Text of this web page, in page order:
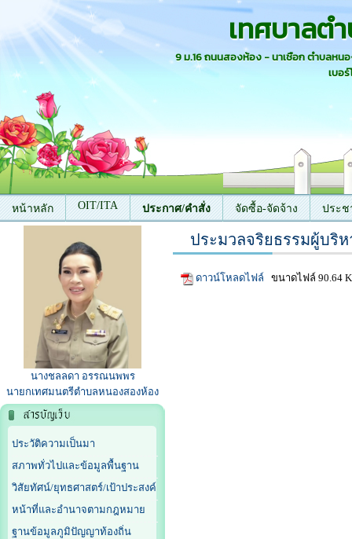
เทศบาลต
9 ม.16 ถนนสองห้อง - นาเชือก ตำบลห
เบอ
หน้าหลัก OIT/ITA ประกาศ/คำสั่ง จัดซื้อ-จัดจ้าง ประช
ติดต่อเรา
นางชลลดา อรรณนพพร
นายกเทศมนตรีตำบลหนองสองห้อง
ประวัติความเป็นมา
สภาพทั่วไปและข้อมูลพื้นฐาน
วิสัยทัศน์/ยุทธศาสตร์/เป้าประสงค์
หน้าที่และอำนาจตามกฎหมาย
ฐานข้อมูลภูมิปัญญาท้องถิ่น
ประมวลจริยธรรมผู้บริ
ดาวน์โหลดไฟล์ ขนาดไฟล์ 90.64